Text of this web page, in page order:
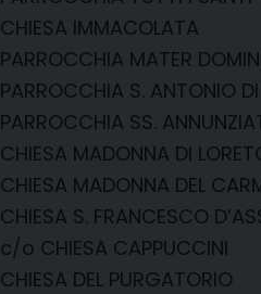
CHIESA IMMACOLATA
PARROCCHIA MATER DOMINI
PARROCCHIA S. ANTONIO
PARROCCHIA SS.
CHIESA MADONNA DI
CHIESA MADONNA DEL
CHIESA S. FRANCESCO
c/o CHIESA CAPPUCCINI
CHIESA DEL PURGATORIO